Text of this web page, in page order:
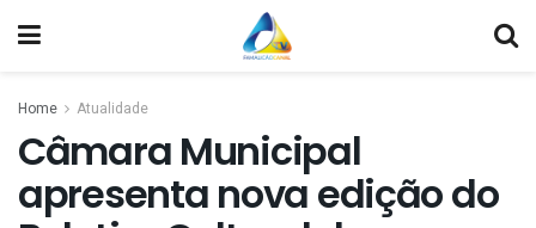
Home Atualidade
Câmara Municipal
apresenta nova edição do